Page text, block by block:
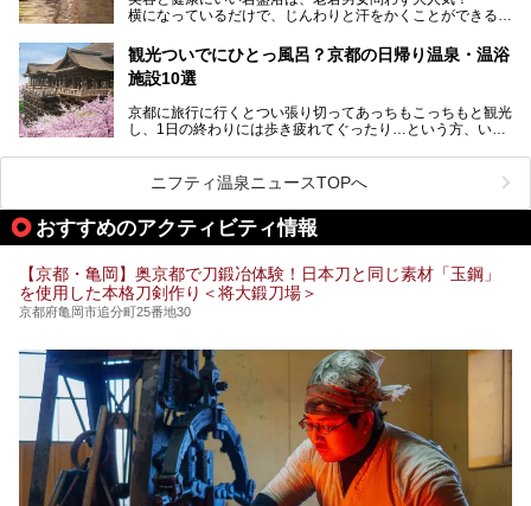
ウナを楽しみましょう！
横になっているだけで、じんわりと汗をかくことができるの
地元の方はもちろん、旅先としても人気の京都。
観光のついでに岩盤浴のある温泉に浸かってリフレッシュす
今回は京都にある岩盤浴のある施設をピックアップしてご紹
観光ついでにひとっ風呂？京都の日帰り温泉・温浴
施設10選
京都に旅行に行くとつい張り切ってあっちもこっちもと観光
し、1日の終わりには歩き疲れてぐったり…という方、いま
そんな疲れた身体には温泉です！京都には、市内にも郊外に
も素晴らしい温泉がたくさんあります。そこで、日帰り利用
できるおすすめの温泉・温浴施設をまとめてみました。
ニフティ温泉ニュースTOPへ
おすすめのアクティビティ情報
【京都・亀岡】奥京都で刀鍛冶体験！日本刀と同じ素材「玉鋼」
を使用した本格刀剣作り＜将大鍛刀場＞
京都府亀岡市追分町25番地30